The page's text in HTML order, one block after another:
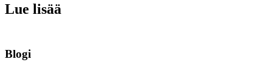
Lue lisää
Blogi